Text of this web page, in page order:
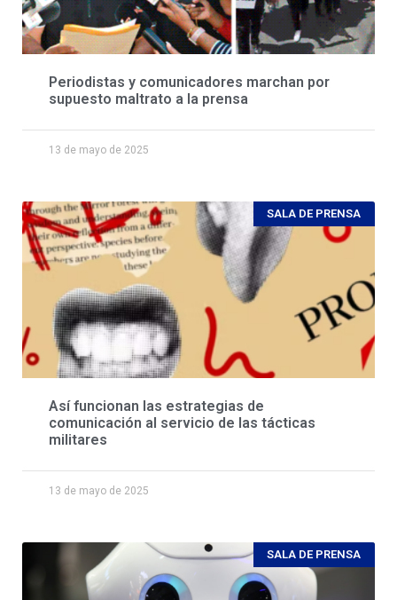
Periodistas y comunicadores marchan por
supuesto maltrato a la prensa
13 de mayo de 2025
SALA DE PRENSA
Así funcionan las estrategias de
comunicación al servicio de las tácticas
militares
13 de mayo de 2025
SALA DE PRENSA